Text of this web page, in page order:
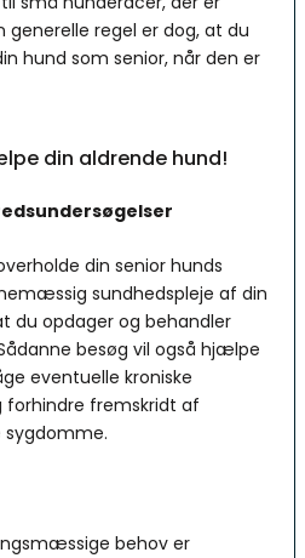
generelle regel er dog, at du
hund som senior, når den er
din aldrende hund!
din senior hunds
sundhedspleje af din
du opdager og behandler
besøg vil også hjælpe
eventuelle kroniske
fremskridt af
sygdomme.
behov er